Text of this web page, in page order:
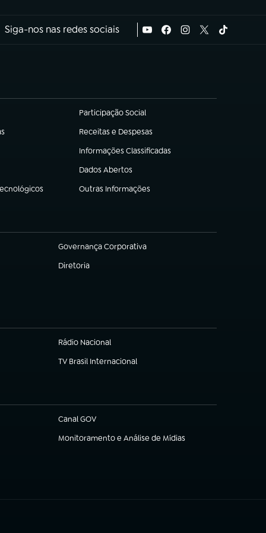
Siga-nos nas redes sociais
Participação Social
(abre em nova aba)
Receitas e Despesas
(abre em nova aba)
Informações Classificadas
(abre em nova aba)
Dados Abertos
(abre em nova aba)
Outras Informações
(abre em nova aba)
Governança Corporativa
(abre em nova aba)
Diretoria
(abre em nova aba)
Rádio Nacional
TV Brasil Internacional
(abre em nova aba)
Canal GOV
(abre em nova aba)
Monitoramento e Análise de Mídias
(abre em nova aba)